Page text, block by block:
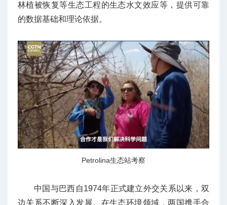
林植被恢复等生态工程的生态水文效应等，提供可靠
的数据基础和理论依据。
Petrolina生态站考察
中国与巴西自1974年正式建立外交关系以来，双
边关系不断深入发展。在生态环境领域，两国携手合